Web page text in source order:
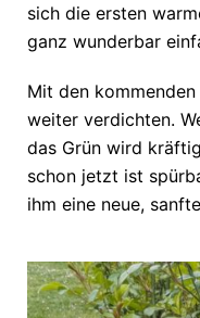
sich die ersten
ganz wunderbar
Mit den
weiter verdichten.
das Grün wird
schon jetzt ist
ihm eine neue,